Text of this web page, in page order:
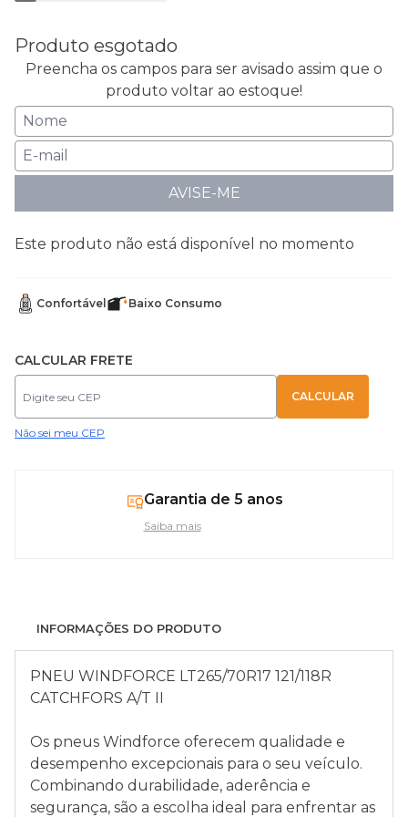
Produto esgotado
Preencha os campos para ser avisado assim que o
produto voltar ao estoque!
AVISE-ME
Este produto não está disponível no momento
Confortável Baixo Consumo
CALCULAR FRETE
Não sei meu CEP
Garantia de 5 anos
Saiba mais
INFORMAÇÕES DO PRODUTO
PNEU WINDFORCE LT265/70R17 121/118R
CATCHFORS A/T II
Os pneus Windforce oferecem qualidade e
desempenho excepcionais para o seu veículo.
Combinando durabilidade, aderência e
segurança, são a escolha ideal para enfrentar as